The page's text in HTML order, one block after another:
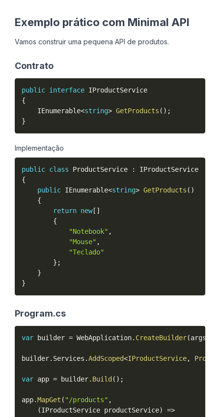
Exemplo prático com Minimal API
Vamos construir uma pequena API de produtos.
Contrato
public interface IProductService
{
    IEnumerable
<string> GetProducts ( ) ;
}
Implementação
public class ProductService :
{
public IEnumerable<string> GetProducts ( )
{
return new[ ]
{
"Notebook" ,
"Mouse" ,
"Teclado"
} ;
}
}
Program.cs
var builder = WebApplication. CreateBuilder(args
builder. Services .AddScoped<IProductService,
var app = builder. Build ( ) ;
app.MapGet ( "/products" ,
(IProductService productService) =>